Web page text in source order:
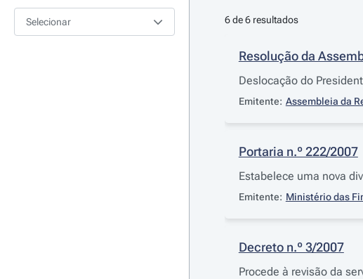
Selecionar 6 de 6 resultados
Resolução da
Deslocação do
Emitente: Assembleia da
Portaria n.º 222/2007
Estabelece uma nova
Emitente: Ministério das
Decreto n.º 3/2007
Procede à revisão da